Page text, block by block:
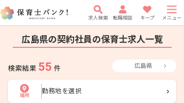
求人検索 転職相談 キープ メニュー
広島県の契約社員の保育士求人一覧
検索結果 55 件 広島県
場所
勤務地を選択